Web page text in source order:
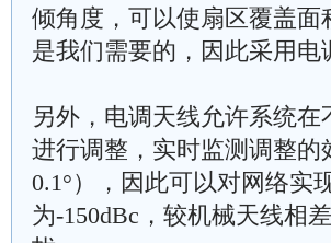
倾角度，可以使扇区覆盖
是我们需要的，因此采用
另外，电调天线允许系统
进行调整，实时监测调整
0.1°），因此可以对网络实
为-150dBc，较机械天线相